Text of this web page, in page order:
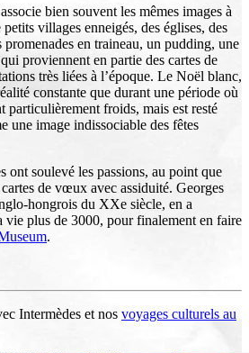
bien souvent les mêmes images à
villages enneigés, des églises, des
promenades en traineau, un pudding, une
proviennent en partie des cartes de
très liées à l’époque. Le Noël blanc,
constante que durant une période où
particulièrement froids, mais est resté
une image indissociable des fêtes
ont soulevé les passions, au point que
de vœux avec assiduité. Georges
hongrois du XXe siècle, en a
vie plus de 3000, pour finalement en faire
.
Intermèdes et nos voyages culturels au